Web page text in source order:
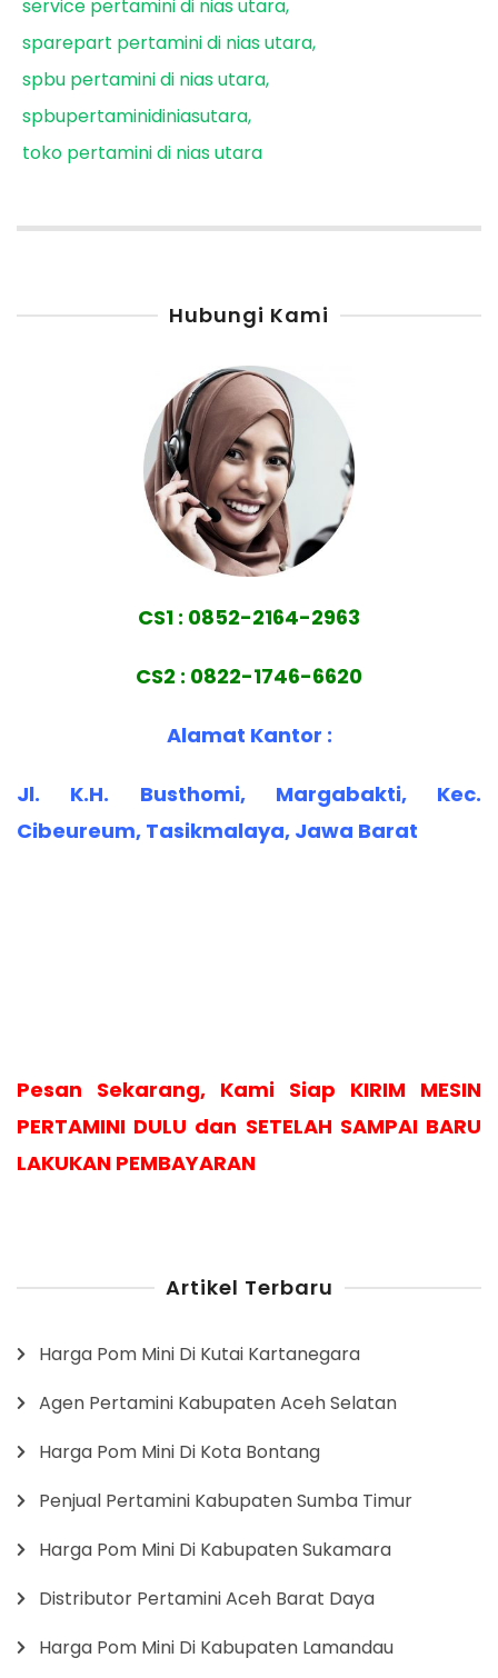
service pertamini di nias utara
sparepart pertamini di nias utara
spbu pertamini di nias utara
spbupertaminidiniasutara
toko pertamini di nias utara
Hubungi Kami
CS1 : 0852-2164-2963
CS2 : 0822-1746-6620
Alamat Kantor :
Jl. K.H. Busthomi, Margabakti, Kec.
Cibeureum, Tasikmalaya, Jawa Barat
Pesan Sekarang, Kami Siap KIRIM MESIN
PERTAMINI DULU dan SETELAH SAMPAI BARU
LAKUKAN PEMBAYARAN
Artikel Terbaru
Harga Pom Mini Di Kutai Kartanegara
Agen Pertamini Kabupaten Aceh Selatan
Harga Pom Mini Di Kota Bontang
Penjual Pertamini Kabupaten Sumba Timur
Harga Pom Mini Di Kabupaten Sukamara
Distributor Pertamini Aceh Barat Daya
Harga Pom Mini Di Kabupaten Lamandau